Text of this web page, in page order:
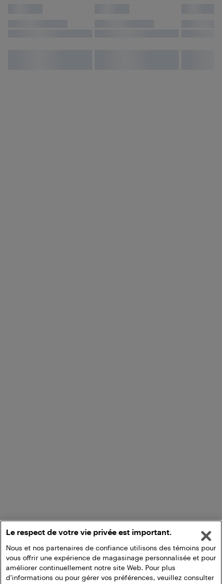
Le respect de votre vie privée est important.
Nous et nos partenaires de confiance utilisons des témoins pour
vous offrir une expérience de magasinage personnalisée et pour
améliorer continuellement notre site Web. Pour plus
d'informations ou pour gérer vos préférences, veuillez consulter